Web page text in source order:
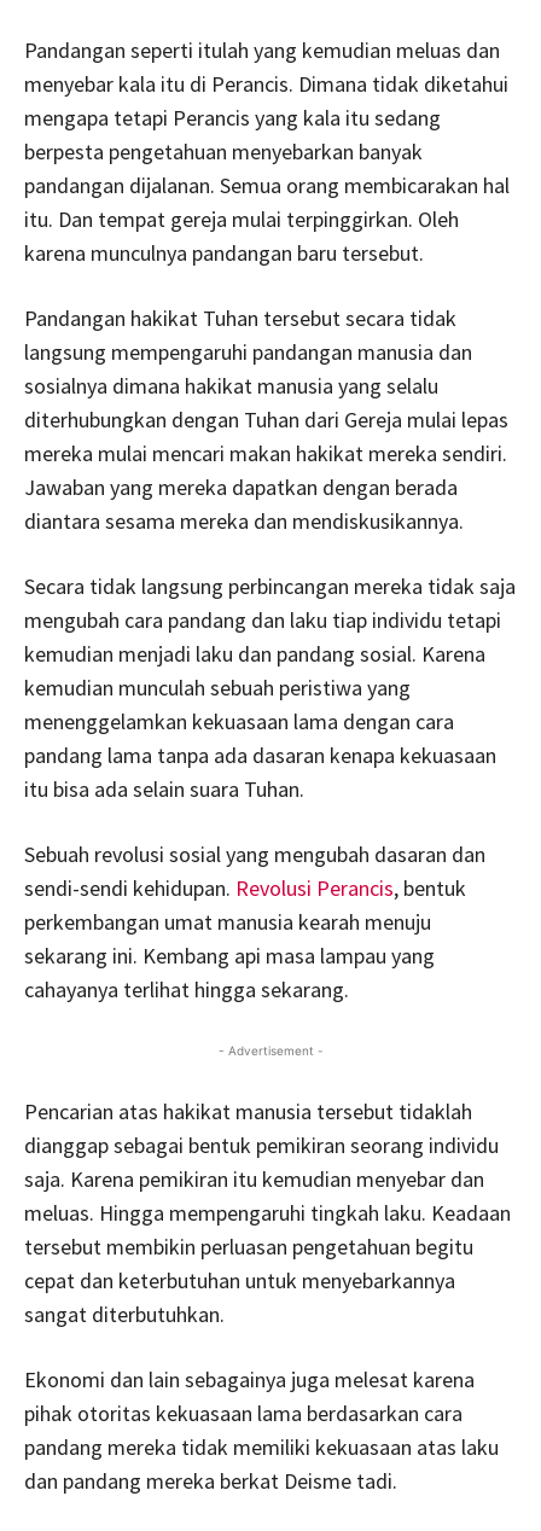
Pandangan seperti itulah yang kemudian meluas dan
menyebar kala itu di Perancis. Dimana tidak diketahui
mengapa tetapi Perancis yang kala itu sedang
berpesta pengetahuan menyebarkan banyak
pandangan dijalanan. Semua orang membicarakan hal
itu. Dan tempat gereja mulai terpinggirkan. Oleh
karena munculnya pandangan baru tersebut.
Pandangan hakikat Tuhan tersebut secara tidak
langsung mempengaruhi pandangan manusia dan
sosialnya dimana hakikat manusia yang selalu
diterhubungkan dengan Tuhan dari Gereja mulai lepas
mereka mulai mencari makan hakikat mereka sendiri.
Jawaban yang mereka dapatkan dengan berada
diantara sesama mereka dan mendiskusikannya.
Secara tidak langsung perbincangan mereka tidak saja
mengubah cara pandang dan laku tiap individu tetapi
kemudian menjadi laku dan pandang sosial. Karena
kemudian munculah sebuah peristiwa yang
menenggelamkan kekuasaan lama dengan cara
pandang lama tanpa ada dasaran kenapa kekuasaan
itu bisa ada selain suara Tuhan.
Sebuah revolusi sosial yang mengubah dasaran dan
sendi-sendi kehidupan. Revolusi Perancis, bentuk
perkembangan umat manusia kearah menuju
sekarang ini. Kembang api masa lampau yang
cahayanya terlihat hingga sekarang.
- Advertisement -
Pencarian atas hakikat manusia tersebut tidaklah
dianggap sebagai bentuk pemikiran seorang individu
saja. Karena pemikiran itu kemudian menyebar dan
meluas. Hingga mempengaruhi tingkah laku. Keadaan
tersebut membikin perluasan pengetahuan begitu
cepat dan keterbutuhan untuk menyebarkannya
sangat diterbutuhkan.
Ekonomi dan lain sebagainya juga melesat karena
pihak otoritas kekuasaan lama berdasarkan cara
pandang mereka tidak memiliki kekuasaan atas laku
dan pandang mereka berkat Deisme tadi.